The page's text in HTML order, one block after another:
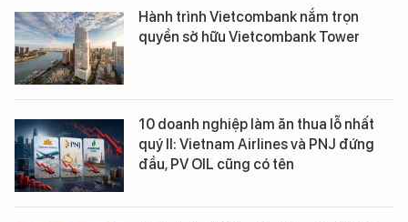
Hành trình Vietcombank nắm trọn
quyền sở hữu Vietcombank Tower
10 doanh nghiệp làm ăn thua lỗ nhất
quý II: Vietnam Airlines và PNJ đứng
đầu, PV OIL cũng có tên